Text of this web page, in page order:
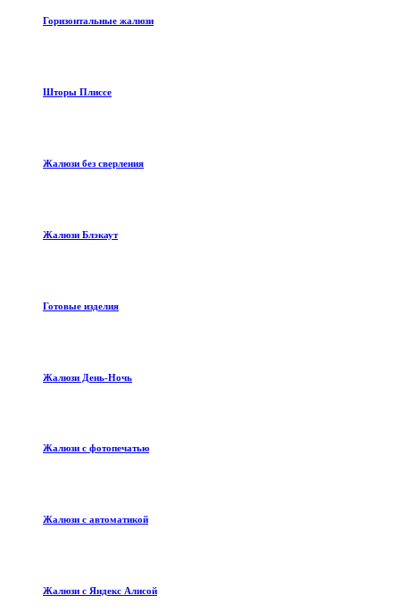
Горизонтальные жалюзи
Шторы Плиссе
Жалюзи без сверления
Жалюзи Блэкаут
Готовые изделия
Жалюзи День-Ночь
Жалюзи с фотопечатью
Жалюзи с автоматикой
Жалюзи с Яндекс Алисой